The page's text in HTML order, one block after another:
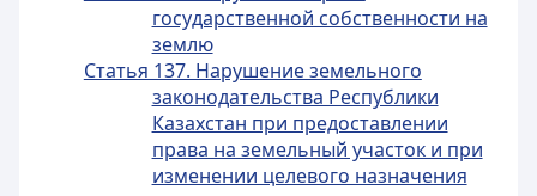
государственной собственности на
землю
Статья 137. Нарушение земельного
законодательства Республики
Казахстан при предоставлении
права на земельный участок и при
изменении целевого назначения